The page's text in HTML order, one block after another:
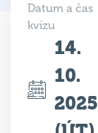
Datum a čas
kvízu
14.
10.
2025